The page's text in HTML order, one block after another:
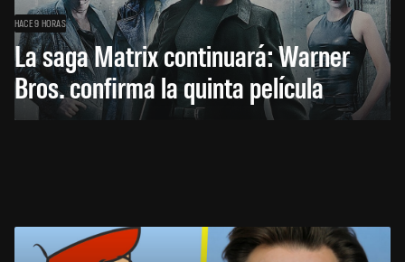
HACE 9 HORAS
La saga Matrix continuará: Warner
Bros. confirma la quinta película